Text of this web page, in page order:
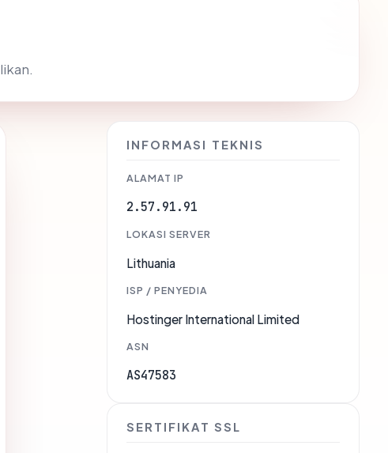
INFORMASI TEKNIS
ALAMAT IP
2.57.91.91
LOKASI SERVER
Lithuania
ISP / PENYEDIA
Hostinger International Limited
ASN
AS47583
SERTIFIKAT SSL